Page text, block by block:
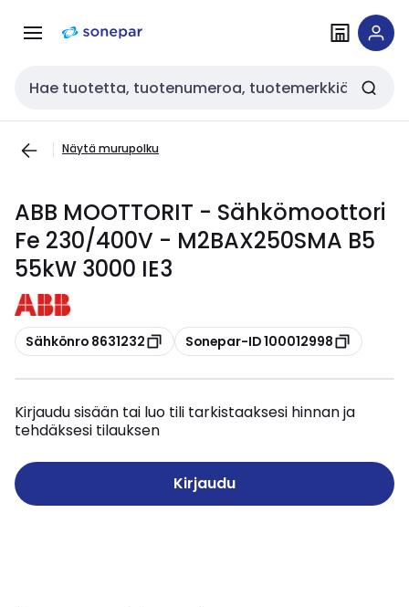
navigointiinsisältöön
Haku
Näytä murupolku
ABB MOOTTORIT - Sähkömoottori
Fe 230/400V - M2BAX250SMA B5
55kW 3000 IE3
Kopioi
Sähkönro 8631232 Kopioi
Sonepar-ID 100012998
Kirjaudu sisään tai luo tili tarkistaaksesi hinnan ja
tehdäksesi tilauksen
Kirjaudu